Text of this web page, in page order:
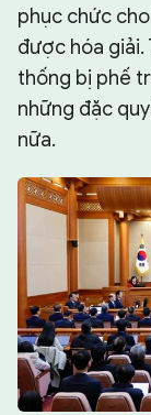
phục chức
được hóa
thống bị phế
những đặc
nữa.